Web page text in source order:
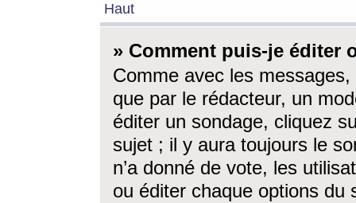
Haut
» Comment puis-je éditer
Comme avec les
que par le rédacteur, un
éditer un sondage, cliquez
sujet ; il y aura toujours le
n’a donné de vote, les
ou éditer chaque options du